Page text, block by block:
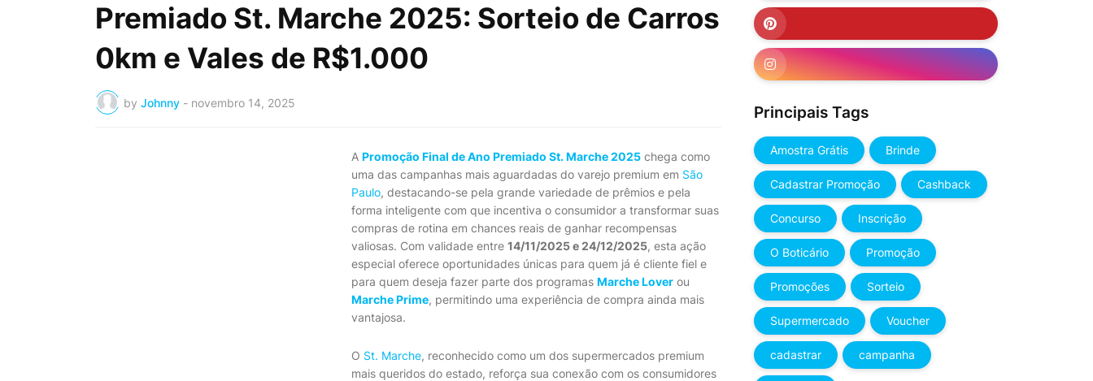
Premiado St. Marche 2025: Sorteio de Carros
0km e Vales de R$1.000
by Johnny - novembro 14, 2025
A Promoção Final de Ano Premiado St. Marche 2025 chega como
uma das campanhas mais aguardadas do varejo premium em São
Paulo, destacando-se pela grande variedade de prêmios e pela
forma inteligente com que incentiva o consumidor a transformar suas
compras de rotina em chances reais de ganhar recompensas
valiosas. Com validade entre 14/11/2025 e 24/12/2025, esta ação
especial oferece oportunidades únicas para quem já é cliente fiel e
para quem deseja fazer parte dos programas Marche Lover ou
Marche Prime, permitindo uma experiência de compra ainda mais
vantajosa.
O St. Marche, reconhecido como um dos supermercados premium
mais queridos do estado, reforça sua conexão com os consumidores
Principais Tags
Amostra Grátis Brinde
Cadastrar Promoção Cashback
Concurso Inscrição
O Boticário Promoção
Promoções Sorteio
Supermercado Voucher
cadastrar campanha